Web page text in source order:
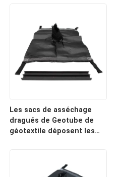
le renforcement des murs
de soutènement
Les sacs de asséchage
dragués de Geotube de
géotextile déposent les